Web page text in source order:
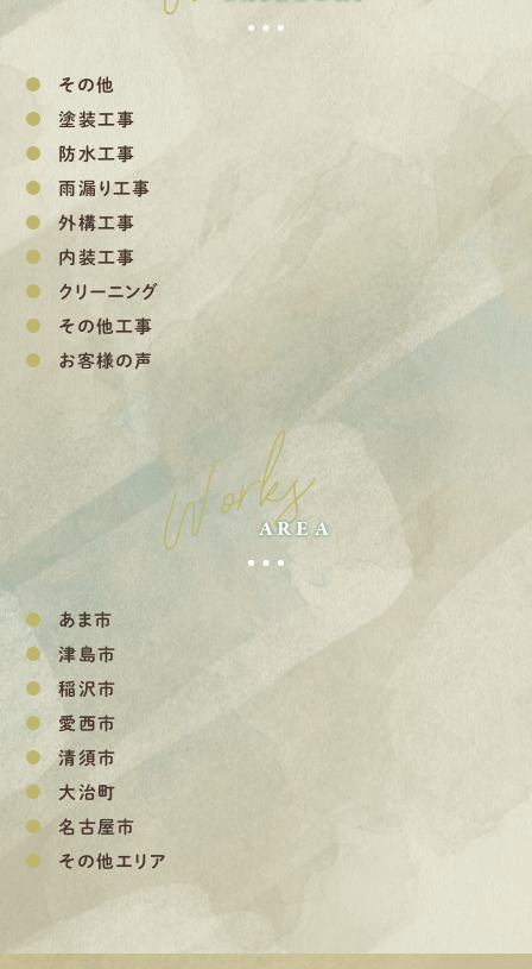
その他
塗装工事
防水工事
雨漏り工事
外構工事
内装工事
クリーニング
その他工事
お客様の声
Works
AREA
あま市
津島市
稲沢市
愛西市
清須市
大治町
名古屋市
その他エリア